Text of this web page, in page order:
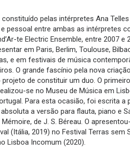
pelas intérpretes Ana
pessoal entre ambas as intérpretes
te Electric Ensemble, entre 2007
em Paris, Berlim, Toulouse,
e em festivais de música
O grande fascínio pela nova
projeto de constituir um duo. O
se no Museu de Música em
Para esta ocasião, foi escrita
a versão para flauta, piano e
de J. S. Béreau. O
(Itália, 2019) no Festival Terras sem
Lisboa Incomum (2020).